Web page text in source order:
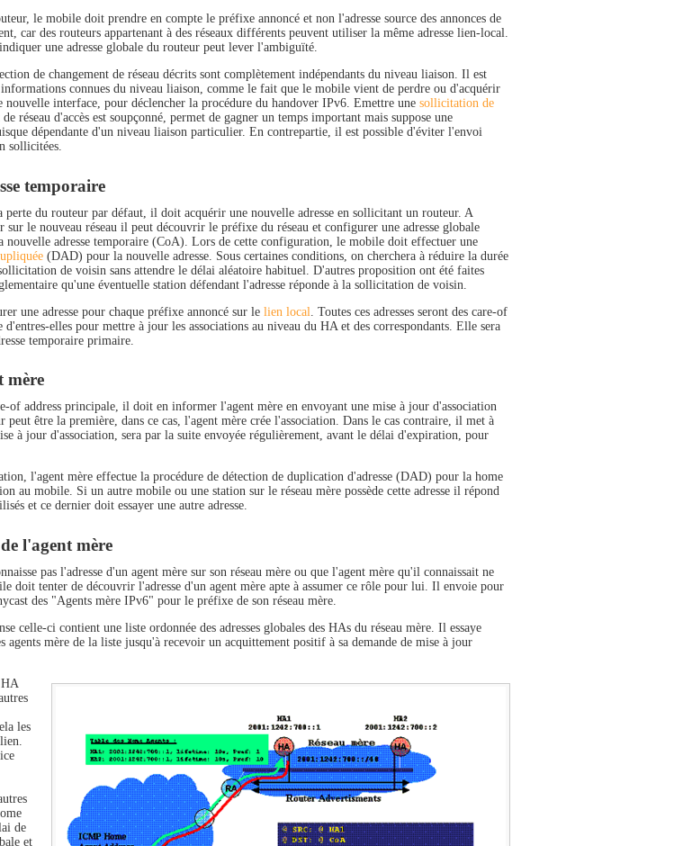
le mobile doit prendre en compte le préfixe annoncé et non l'adresse source des annonces de
car des routeurs appartenant à des réseaux différents peuvent utiliser la même adresse lien-local.
une adresse globale du routeur peut lever l'ambiguïté.
de changement de réseau décrits sont complètement indépendants du niveau liaison. Il est
connues du niveau liaison, comme le fait que le mobile vient de perdre ou d'acquérir
nouvelle interface, pour déclencher la procédure du handover IPv6. Emettre une sollicitation de
réseau d'accès est soupçonné, permet de gagner un temps important mais suppose une
dépendante d'un niveau liaison particulier. En contrepartie, il est possible d'éviter l'envoi
sollicitées.
temporaire
perte du routeur par défaut, il doit acquérir une nouvelle adresse en sollicitant un routeur. A
sur le nouveau réseau il peut découvrir le préfixe du réseau et configurer une adresse globale
nouvelle adresse temporaire (CoA). Lors de cette configuration, le mobile doit effectuer une
(DAD) pour la nouvelle adresse. Sous certaines conditions, on cherchera à réduire la durée
de voisin sans attendre le délai aléatoire habituel. D'autres proposition ont été faites
qu'une éventuelle station défendant l'adresse réponde à la sollicitation de voisin.
une adresse pour chaque préfixe annoncé sur le lien local . Toutes ces adresses seront des care-of
elles pour mettre à jour les associations au niveau du HA et des correspondants. Elle sera
temporaire primaire.
mère
of address principale, il doit en informer l'agent mère en envoyant une mise à jour d'association
peut être la première, dans ce cas, l'agent mère crée l'association. Dans le cas contraire, il met à
à jour d'association, sera par la suite envoyée régulièrement, avant le délai d'expiration, pour
l'agent mère effectue la procédure de détection de duplication d'adresse (DAD) pour la home
au mobile. Si un autre mobile ou une station sur le réseau mère possède cette adresse il répond
et ce dernier doit essayer une autre adresse.
l'agent mère
pas l'adresse d'un agent mère sur son réseau mère ou que l'agent mère qu'il connaissait ne
doit tenter de découvrir l'adresse d'un agent mère apte à assumer ce rôle pour lui. Il envoie pour
des "Agents mère IPv6" pour le préfixe de son réseau mère.
celle-ci contient une liste ordonnée des adresses globales des HAs du réseau mère. Il essaye
agents mère de la liste jusqu'à recevoir un acquittement positif à sa demande de mise à jour
HA
les
de
et